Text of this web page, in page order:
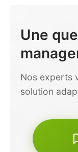
Une
Nos experts
solution